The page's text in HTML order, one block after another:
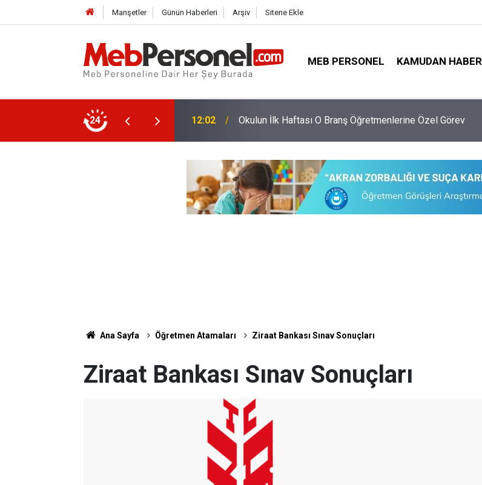
Manşetler Günün Haberleri Arşiv Sitene Ekle
MEB PERSONEL KAMUDAN HABER
24 11:32 TSE Onlarca Kişilik Memur Alımı Yapacak
Ana Sayfa Öğretmen Atamaları Ziraat Bankası Sınav Sonuçları
Ziraat Bankası Sınav Sonuçları